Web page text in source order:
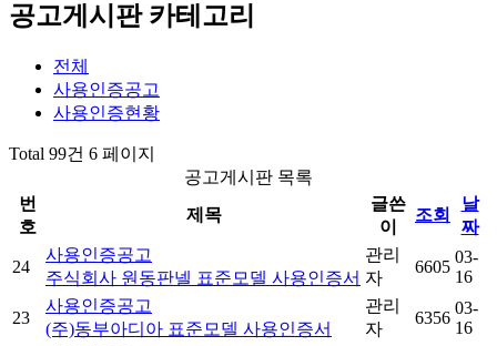
공고게시판 카테고리
전체
사용인증공고
사용인증현황
Total 99건 6 페이지
공고게시판 목록
번
호
제목
글쓴
이
조회
날
짜
24
사용인증공고
주식회사 원동판넬 표준모델 사용인증서
관리
자
6605
03-
16
23
사용인증공고
(주)동부아디아 표준모델 사용인증서
관리
자
6356
03-
16